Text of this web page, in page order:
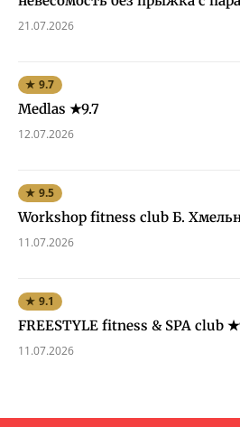
21.07.2026
★ 9.7
Medlas ★9.7
12.07.2026
★ 9.5
Workshop fitness club Б.
11.07.2026
★ 9.1
FREESTYLE fitness & SPA club
11.07.2026